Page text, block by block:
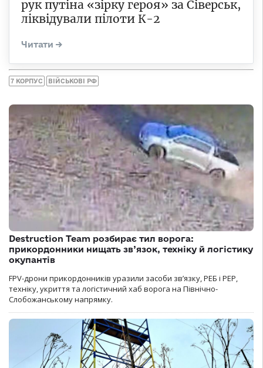
рук путіна «зірку героя» за Сіверськ,
ліквідували пілоти К-2
7 КОРПУС ВІЙСЬКОВІ РФ
Destruction Team розбирає тил ворога:
прикордонники нищать зв’язок, техніку й логістику
окупантів
FPV-дрони прикордонників уразили засоби зв’язку, РЕБ і РЕР,
техніку, укриття та логістичний хаб ворога на Північно-
Слобожанському напрямку.